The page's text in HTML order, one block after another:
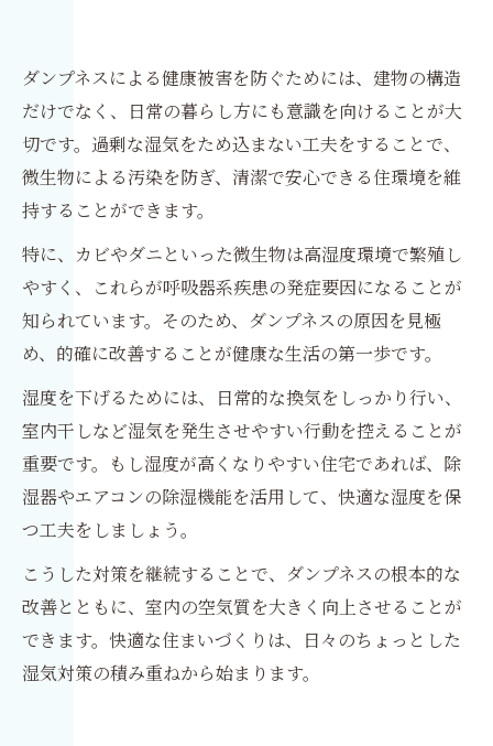
ダンプネスによる健康被害を防ぐためには、建物の構造
だけでなく、日常の暮らし方にも意識を向けることが大
切です。過剰な湿気をため込まない工夫をすることで、
微生物による汚染を防ぎ、清潔で安心できる住環境を維
持することができます。
特に、カビやダニといった微生物は高湿度環境で繁殖し
やすく、これらが呼吸器系疾患の発症要因になることが
知られています。そのため、ダンプネスの原因を見極
め、的確に改善することが健康な生活の第一歩です。
湿度を下げるためには、日常的な換気をしっかり行い、
室内干しなど湿気を発生させやすい行動を控えることが
重要です。もし湿度が高くなりやすい住宅であれば、除
湿器やエアコンの除湿機能を活用して、快適な湿度を保
つ工夫をしましょう。
こうした対策を継続することで、ダンプネスの根本的な
改善とともに、室内の空気質を大きく向上させることが
できます。快適な住まいづくりは、日々のちょっとした
湿気対策の積み重ねから始まります。